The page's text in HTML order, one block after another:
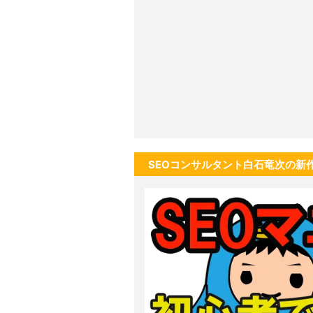
SEOコンサルタント白石竜次の新